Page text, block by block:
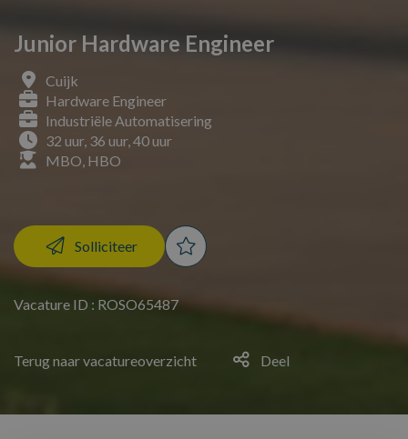
Junior Hardware Engineer
Cuijk
Hardware Engineer
Industriële Automatisering
32 uur, 36 uur, 40 uur
MBO, HBO
Solliciteer
Vacature ID : ROSO65487
Terug naar vacatureoverzicht Deel